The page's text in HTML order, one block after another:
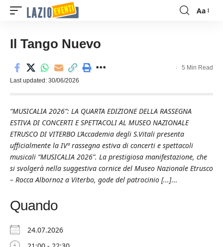
Font
Aa
Il Tango Nuevo
Last updated: 30/06/2026
5 Min Read
“MUSICALIA 2026”: LA QUARTA EDIZIONE DELLA RASSEGNA
ESTIVA DI CONCERTI E SPETTACOLI AL MUSEO NAZIONALE
ETRUSCO DI VITERBO L’Accademia degli S.Vitali presenta
ufficialmente la IVª rassegna estiva di concerti e spettacoli
musicali “MUSICALIA 2026”. La prestigiosa manifestazione, che
si svolgerà nella suggestiva cornice del Museo Nazionale Etrusco
– Rocca Albornoz a Viterbo, gode del patrocinio [...]...
Quando
24.07.2026